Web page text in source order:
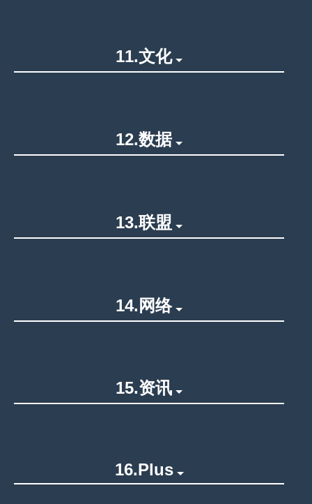
11.文化
12.数据
13.联盟
14.网络
15.资讯
16.Plus